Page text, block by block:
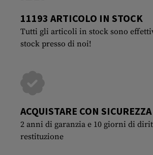
11193 ARTICOLO IN STOCK
Tutti gli articoli in stock sono
stock presso di noi!
ACQUISTARE CON SICUREZZA
2 anni di garanzia e 10 giorni di
restituzione